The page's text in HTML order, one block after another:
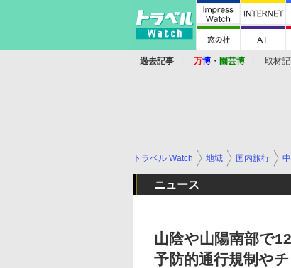
過去記事 万博 ・ 園芸博 取材
トラベル Watch 地域 国内旅行
ニュース
山陰や山陽南部で
予防的通行規制や